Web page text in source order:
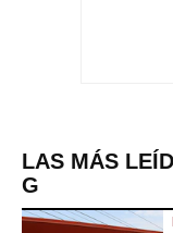
LAS MÁS
G